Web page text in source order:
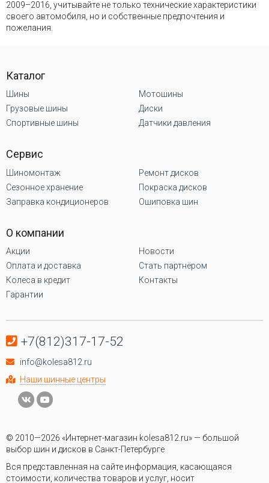
2009–2016, учитывайте не только технические характеристики
своего автомобиля, но и собственные предпочтения и
пожелания.
Каталог
Шины
Грузовые шины
Спортивные шины
Мотошины
Диски
Датчики давления
Сервис
Шиномонтаж
Сезонное хранение
Заправка кондиционеров
Ремонт дисков
Покраска дисков
Ошиповка шин
О компании
Акции
Оплата и доставка
Колеса в кредит
Гарантии
Новости
Стать партнёром
Контакты
+7(812)317-17-52
info@kolesa812.ru
Наши шинные центры
© 2010—2026 «Интернет-магазин kolesa812.ru» — большой
выбор шин и дисков в Санкт-Петербурге
Вся представленная на сайте информация, касающаяся
стоимости, количества товаров и услуг, носит